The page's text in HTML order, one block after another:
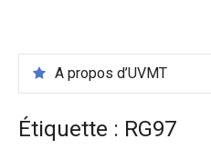
A propos d’UVMT
Étiquette : RG97